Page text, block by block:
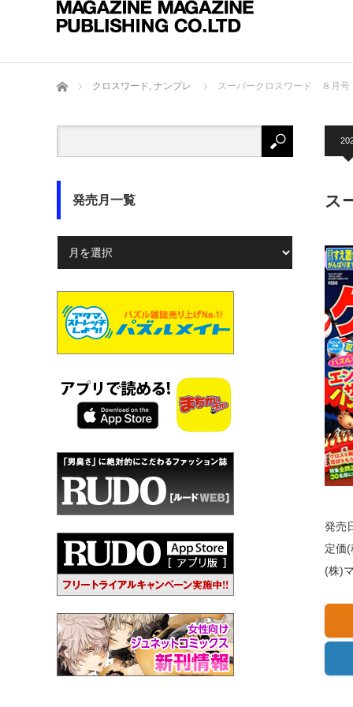
ホーム クロスワード, ナンプレ スーパークロスワード ８月号
ス
発売
定価
(株)
発売月一覧